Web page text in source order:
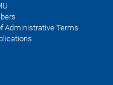
Administrative Terms